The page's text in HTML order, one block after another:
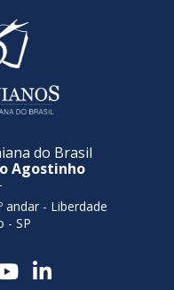
do Brasil
Agostinho
andar - Liberdade
- SP